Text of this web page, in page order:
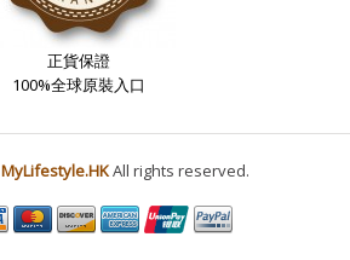
正貨保證
100%全球原裝入口
MyLifestyle.HKAll rights reserved.